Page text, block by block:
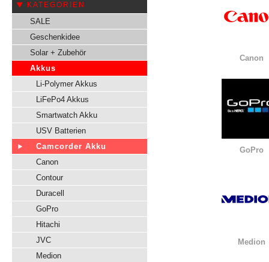
KATEGORIEN
SALE
Geschenkidee
Solar + Zubehör
Akkus
Li-Polymer Akkus
LiFePo4 Akkus
Smartwatch Akku
USV Batterien
Camcorder Akku
Canon
Contour
Duracell
GoPro
Hitachi
JVC
Medion
Canon
GoPro
Medion